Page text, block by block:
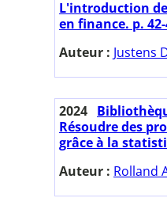
L'introduction
en finance. p.
Auteur : Justens
2024
Résoudre des
grâce à la
Auteur : Rolland